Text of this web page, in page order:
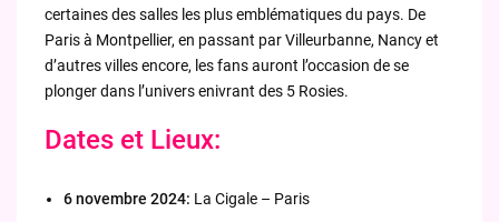
certaines des salles les plus emblématiques du pays. De
Paris à Montpellier, en passant par Villeurbanne, Nancy et
d’autres villes encore, les fans auront l’occasion de se
plonger dans l’univers enivrant des 5 Rosies.
Dates et Lieux:
6 novembre 2024: La Cigale – Paris